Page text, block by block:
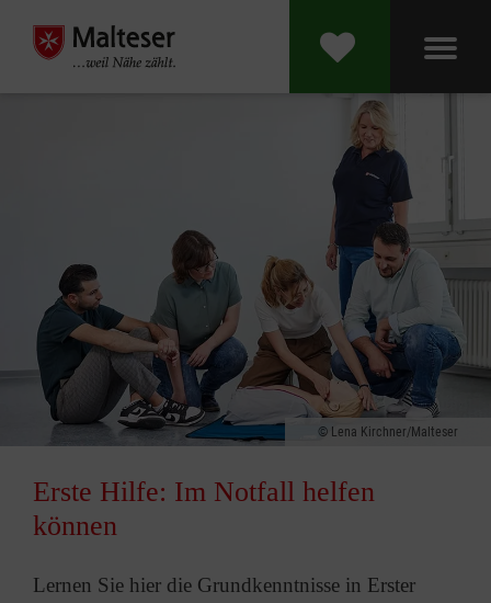
Lena Kirchner/Malteser
Erste Hilfe: Im Notfall helfen
können
Lernen Sie hier die Grundkenntnisse in Erster